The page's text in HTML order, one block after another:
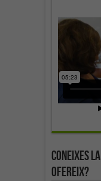
Coneixes
ofereix?